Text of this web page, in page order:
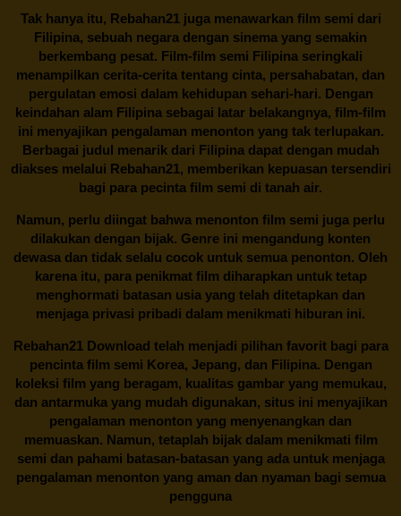
Tak hanya itu, Rebahan21juga menawarkan film semi dari
Filipina, sebuah negara dengan sinema yang semakin
berkembang pesat. Film-film semi Filipina seringkali
menampilkan cerita-cerita tentang cinta, persahabatan, dan
pergulatan emosi dalam kehidupan sehari-hari. Dengan
keindahan alam Filipina sebagai latar belakangnya, film-film
ini menyajikan pengalaman menonton yang tak terlupakan.
Berbagai judul menarik dari Filipina dapat dengan mudah
diakses melalui Rebahan21, memberikan kepuasan tersendiri
bagi para pecinta film semi di tanah air.
Namun, perlu diingat bahwa menonton film semi juga perlu
dilakukan dengan bijak. Genre ini mengandung konten
dewasa dan tidak selalu cocok untuk semua penonton. Oleh
karena itu, para penikmat film diharapkan untuk tetap
menghormati batasan usia yang telah ditetapkan dan
menjaga privasi pribadi dalam menikmati hiburan ini.
Rebahan21Download telah menjadi pilihan favorit bagi para
pencinta film semi Korea, Jepang, dan Filipina. Dengan
koleksi film yang beragam, kualitas gambar yang memukau,
dan antarmuka yang mudah digunakan, situs ini menyajikan
pengalaman menonton yang menyenangkan dan
memuaskan. Namun, tetaplah bijak dalam menikmati film
semi dan pahami batasan-batasan yang ada untuk menjaga
pengalaman menonton yang aman dan nyaman bagi semua
pengguna